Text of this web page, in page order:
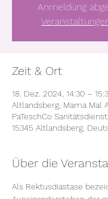
Anmeldung
Zeit & Ort
18. Dez. 2024, 14:30 –
Altlandsberg, Mama Mal
PaTeschCo
15345 Altlandsberg,
Über die
Als Rektusdiastase